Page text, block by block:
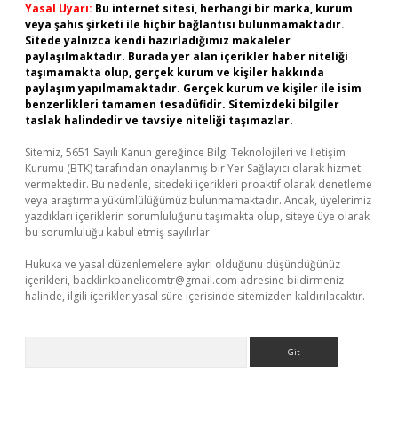
Yasal Uyarı: Bu internet sitesi, herhangi bir marka, kurum
veya şahıs şirketi ile hiçbir bağlantısı bulunmamaktadır.
Sitede yalnızca kendi hazırladığımız makaleler
paylaşılmaktadır. Burada yer alan içerikler haber niteliği
taşımamakta olup, gerçek kurum ve kişiler hakkında
paylaşım yapılmamaktadır. Gerçek kurum ve kişiler ile isim
benzerlikleri tamamen tesadüfidir. Sitemizdeki bilgiler
taslak halindedir ve tavsiye niteliği taşımazlar.
Sitemiz, 5651 Sayılı Kanun gereğince Bilgi Teknolojileri ve İletişim
Kurumu (BTK) tarafından onaylanmış bir Yer Sağlayıcı olarak hizmet
vermektedir. Bu nedenle, sitedeki içerikleri proaktif olarak denetleme
veya araştırma yükümlülüğümüz bulunmamaktadır. Ancak, üyelerimiz
yazdıkları içeriklerin sorumluluğunu taşımakta olup, siteye üye olarak
bu sorumluluğu kabul etmiş sayılırlar.
Hukuka ve yasal düzenlemelere aykırı olduğunu düşündüğünüz
içerikleri, backlinkpanelicomtr@gmail.com adresine bildirmeniz
halinde, ilgili içerikler yasal süre içerisinde sitemizden kaldırılacaktır.